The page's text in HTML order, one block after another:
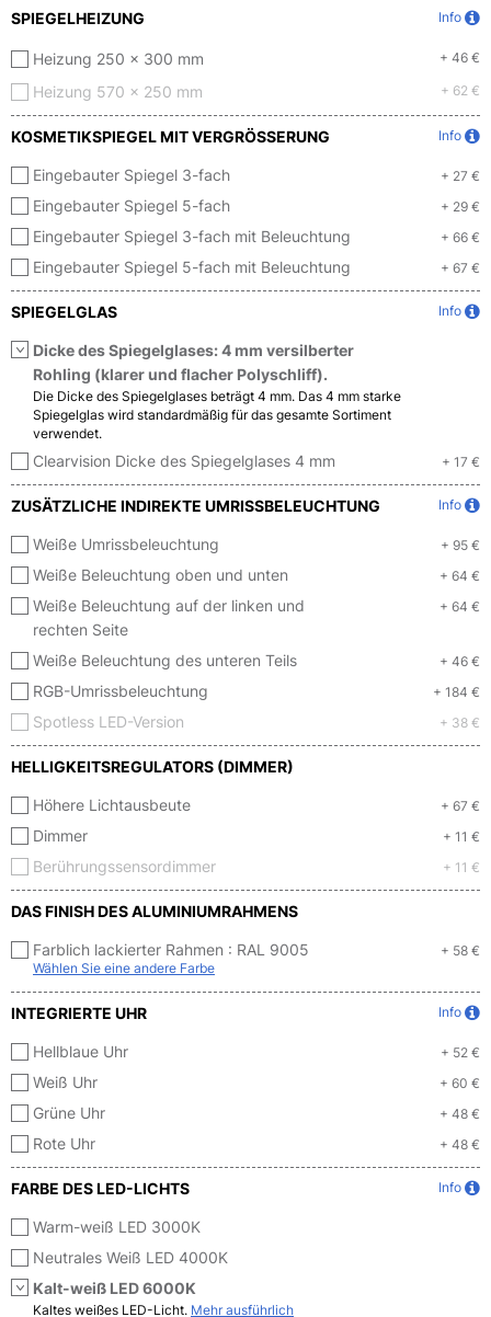
SPIEGELHEIZUNG Info
Heizung 250 x 300 mm + 46 €
Heizung 570 x 250 mm + 62 €
KOSMETIKSPIEGEL MIT VERGRÖSSERUNG Info
Eingebauter Spiegel 3-fach + 27 €
Eingebauter Spiegel 5-fach + 29 €
Eingebauter Spiegel 3-fach mit Beleuchtung + 66 €
Eingebauter Spiegel 5-fach mit Beleuchtung + 67 €
SPIEGELGLAS Info
Dicke des Spiegelglases: 4 mm versilberter
Rohling (klarer und flacher Polyschliff).
Die Dicke des Spiegelglases beträgt 4 mm. Das 4 mm starke
Spiegelglas wird standardmäßig für das gesamte Sortiment
verwendet.
Clearvision Dicke des Spiegelglases 4 mm + 17 €
ZUSÄTZLICHE INDIREKTE UMRISSBELEUCHTUNG Info
Weiße Umrissbeleuchtung + 95 €
Weiße Beleuchtung oben und unten + 64 €
Weiße Beleuchtung auf der linken und
rechten Seite
+ 64 €
Weiße Beleuchtung des unteren Teils + 46 €
RGB-Umrissbeleuchtung + 184 €
Spotless LED-Version + 38 €
HELLIGKEITSREGULATORS (DIMMER)
Höhere Lichtausbeute + 67 €
Dimmer + 11 €
Berührungssensordimmer + 11 €
DAS FINISH DES ALUMINIUMRAHMENS
Farblich lackierter Rahmen : RAL 9005
+ 58 €
Wählen Sie eine andere Farbe
INTEGRIERTE UHR Info
Hellblaue Uhr + 52 €
Weiß Uhr + 60 €
Grüne Uhr + 48 €
Rote Uhr + 48 €
FARBE DES LED-LICHTS Info
Warm-weiß LED 3000K
Neutrales Weiß LED 4000K
Kalt-weiß LED 6000K
Kaltes weißes LED-Licht. Mehr ausführlich